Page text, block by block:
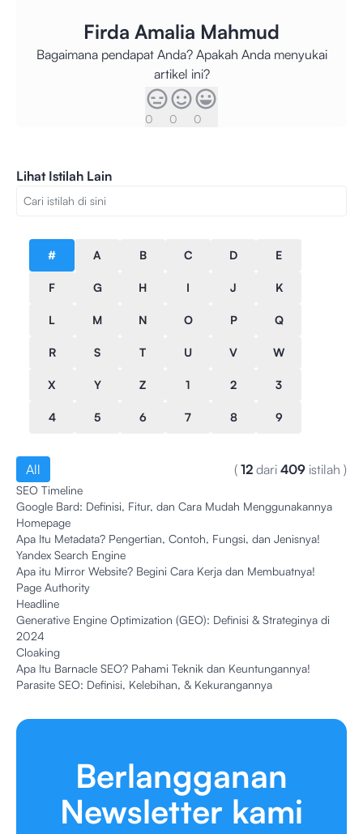
Firda Amalia Mahmud
Bagaimana pendapat Anda? Apakah Anda menyukai
artikel ini?
0 0 0
Lihat Istilah Lain
# A B C D E
F G H I J K
L M N O P Q
R S T U V W
X Y Z 1 2 3
4 5 6 7 8 9
All ( 12 dari 409 istilah )
SEO Timeline
Google Bard: Definisi, Fitur, dan Cara Mudah Menggunakannya
Homepage
Apa Itu Metadata? Pengertian, Contoh, Fungsi, dan Jenisnya!
Yandex Search Engine
Apa itu Mirror Website? Begini Cara Kerja dan Membuatnya!
Page Authority
Headline
Generative Engine Optimization (GEO): Definisi & Strateginya di
2024
Cloaking
Apa Itu Barnacle SEO? Pahami Teknik dan Keuntungannya!
Parasite SEO: Definisi, Kelebihan, & Kekurangannya
Berlangganan
Newsletter kami